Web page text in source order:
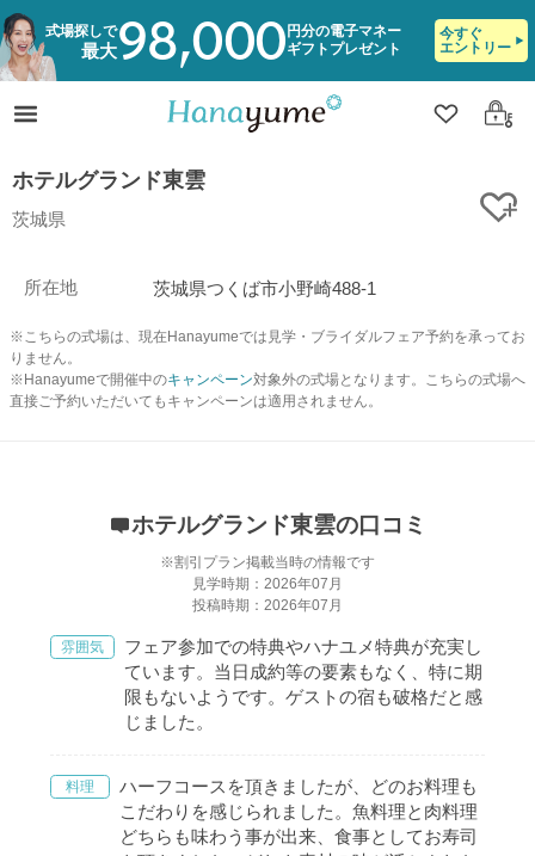
式場探しで
最大98,000 円分の電子マネー
ギフトプレゼント
今すぐ
エントリー
クリップ
ログ
ホテルグランド東雲
茨城県
所在地 茨城県つくば市小野崎488-1
※こちらの式場は、現在Hanayumeでは見学・ブライダルフェア予約を承ってお
りません。
※Hanayumeで開催中のキャンペーン対象外の式場となります。こちらの式場へ
直接ご予約いただいてもキャンペーンは適用されません。
ホテルグランド東雲の口コミ
※割引プラン掲載当時の情報です
見学時期：2026年07月
投稿時期：2026年07月
雰囲気
フェア参加での特典やハナユメ特典が充実し
ています。当日成約等の要素もなく、特に期
限もないようです。ゲストの宿も破格だと感
じました。
料理
ハーフコースを頂きましたが、どのお料理も
こだわりを感じられました。魚料理と肉料理
どちらも味わう事が出来、食事としてお寿司